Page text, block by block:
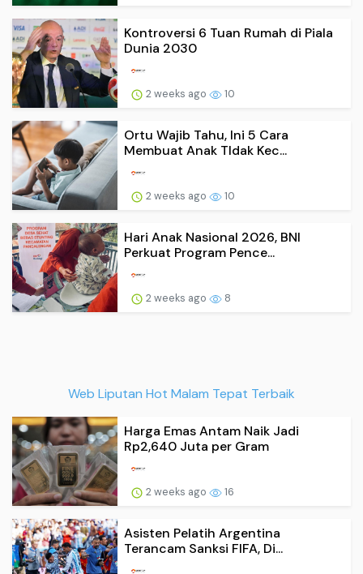
Kontroversi 6 Tuan Rumah di Piala
Dunia 2030
2 weeks ago 10
Ortu Wajib Tahu, Ini 5 Cara
Membuat Anak TIdak Kec...
2 weeks ago 10
Hari Anak Nasional 2026, BNI
Perkuat Program Pence...
2 weeks ago 8
Web Liputan Hot Malam Tepat Terbaik
Harga Emas Antam Naik Jadi
Rp2,640 Juta per Gram
2 weeks ago 16
Asisten Pelatih Argentina
Terancam Sanksi FIFA, Di...